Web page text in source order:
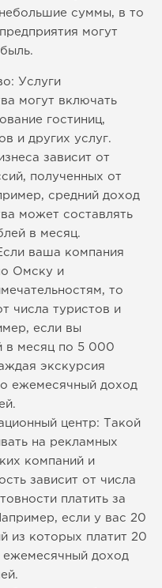
суммы, в то
могут
Услуги
могут включать
гостиниц,
и других услуг.
зависит от
полученных от
средний доход
может составлять
в месяц.
ваша компания
Омску и
то
числа туристов и
если вы
в месяц по 5 000
экскурсия
ежемесячный доход
центр: Такой
на рекламных
компаний и
зависит от числа
платить за
если у вас 20
из которых платит 20
доход